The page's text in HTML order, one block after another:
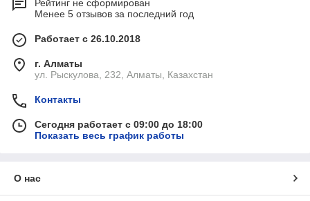
Рейтинг не сформирован
Менее 5 отзывов за последний год
Работает с 26.10.2018
г. Алматы
ул. Рыскулова, 232, Алматы, Казахстан
Контакты
Сегодня работает с 09:00 до 18:00
Показать весь график работы
О нас